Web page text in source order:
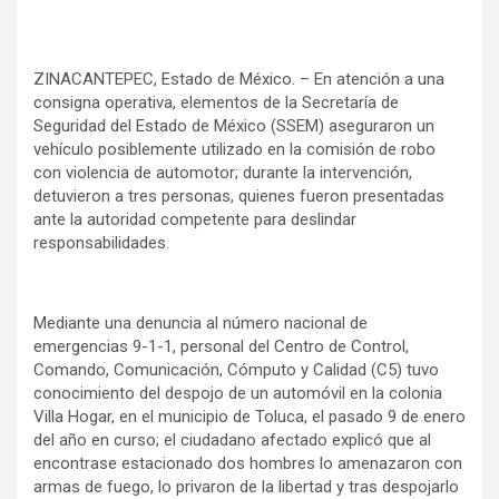
ZINACANTEPEC, Estado de México. – En atención a una
consigna operativa, elementos de la Secretaría de
Seguridad del Estado de México (SSEM) aseguraron un
vehículo posiblemente utilizado en la comisión de robo
con violencia de automotor; durante la intervención,
detuvieron a tres personas, quienes fueron presentadas
ante la autoridad competente para deslindar
responsabilidades.
Mediante una denuncia al número nacional de
emergencias 9-1-1, personal del Centro de Control,
Comando, Comunicación, Cómputo y Calidad (C5) tuvo
conocimiento del despojo de un automóvil en la colonia
Villa Hogar, en el municipio de Toluca, el pasado 9 de enero
del año en curso; el ciudadano afectado explicó que al
encontrase estacionado dos hombres lo amenazaron con
armas de fuego, lo privaron de la libertad y tras despojarlo